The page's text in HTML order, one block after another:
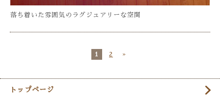
落ち着いた雰囲気のラグジュアリーな空間
1 2 »
トップページ